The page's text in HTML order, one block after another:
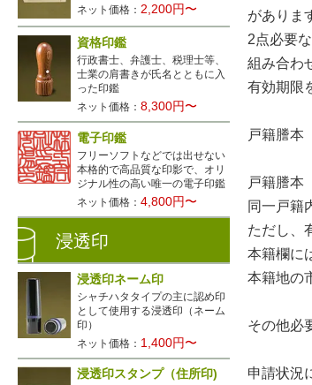
がありま
2点必要
組み合わ
有効期限
戸籍謄本
戸籍謄本
同一戸籍
ただし、
本籍欄に
本籍地の
その他必
申請状況
ネット価格：2,200円〜
資格印鑑
行政書士、弁護士、税理士等、
士業の肩書きが氏名とともに入
った印鑑
ネット価格：8,300円〜
電子印鑑
フリーソフトなどでは出せない
本格的で高品質な印影で、オリ
ジナル性の高い唯一の電子印鑑
ネット価格：4,800円〜
浸透印
浸透印ネーム印
シャチハタタイプの主に認め印
として使用する浸透印（ネーム
印）
ネット価格： 1,400円〜
浸透印スタンプ（住所印)